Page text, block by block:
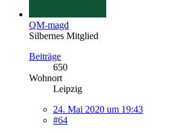
QM-magd
Silbernes Mitglied
Beiträge
650
Wohnort
Leipzig
24. Mai 2020 um 19:43
#64